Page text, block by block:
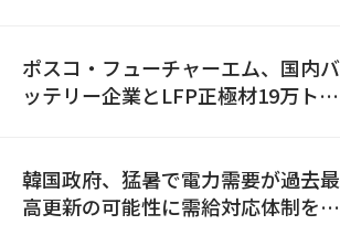
ポスコ・フューチャーエム、国内バ
ッテリー企業とLFP正極材19万トン
韓国政府、猛暑で電力需要が過去最
高更新の可能性に需給対応体制を点